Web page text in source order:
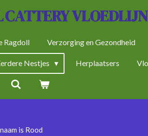
CATTERY
Ragdoll Verzorging en Gezondheid
Nestjes Herplaatsers
is Rood